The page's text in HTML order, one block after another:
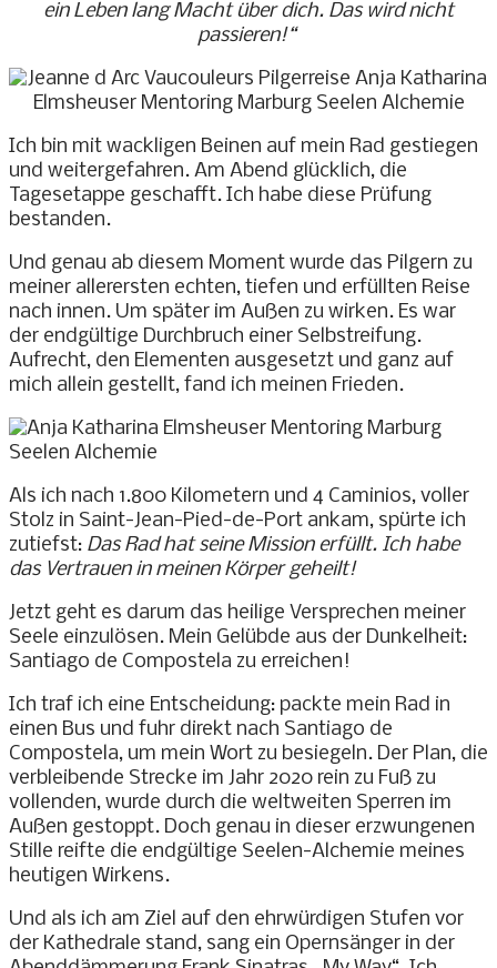
ein Leben lang Macht über dich. Das wird nicht
passieren!“
Ich bin mit wackligen Beinen auf mein Rad gestiegen
und weitergefahren. Am Abend glücklich, die
Tagesetappe geschafft. Ich habe diese Prüfung
bestanden.
Und genau ab diesem Moment wurde das Pilgern zu
meiner allerersten echten, tiefen und erfüllten Reise
nach innen. Um später im Außen zu wirken. Es war
der endgültige Durchbruch einer Selbstreifung.
Aufrecht, den Elementen ausgesetzt und ganz auf
mich allein gestellt, fand ich meinen Frieden.
Als ich nach 1.800 Kilometern und 4 Caminios, voller
Stolz in Saint-Jean-Pied-de-Port ankam, spürte ich
zutiefst: Das Rad hat seine Mission erfüllt. Ich habe
das Vertrauen in meinen Körper geheilt!
Jetzt geht es darum das heilige Versprechen meiner
Seele einzulösen. Mein Gelübde aus der Dunkelheit:
Santiago de Compostela zu erreichen!
Ich traf ich eine Entscheidung: packte mein Rad in
einen Bus und fuhr direkt nach Santiago de
Compostela, um mein Wort zu besiegeln. Der Plan, die
verbleibende Strecke im Jahr 2020 rein zu Fuß zu
vollenden, wurde durch die weltweiten Sperren im
Außen gestoppt. Doch genau in dieser erzwungenen
Stille reifte die endgültige Seelen-Alchemie meines
heutigen Wirkens.
Und als ich am Ziel auf den ehrwürdigen Stufen vor
der Kathedrale stand, sang ein Opernsänger in der